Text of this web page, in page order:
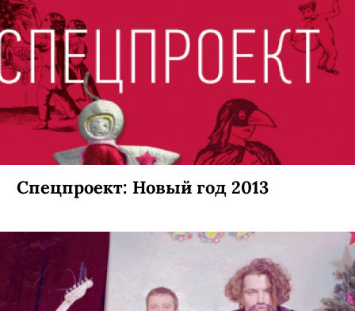
Тест 16+: вторжение похитителей
тел
Инопланетяне мимикрировали под человека и
пытаются навязать нам свои ценности. Узнайте,
как сильно повлияли на ваш мозг космические
захватчики.